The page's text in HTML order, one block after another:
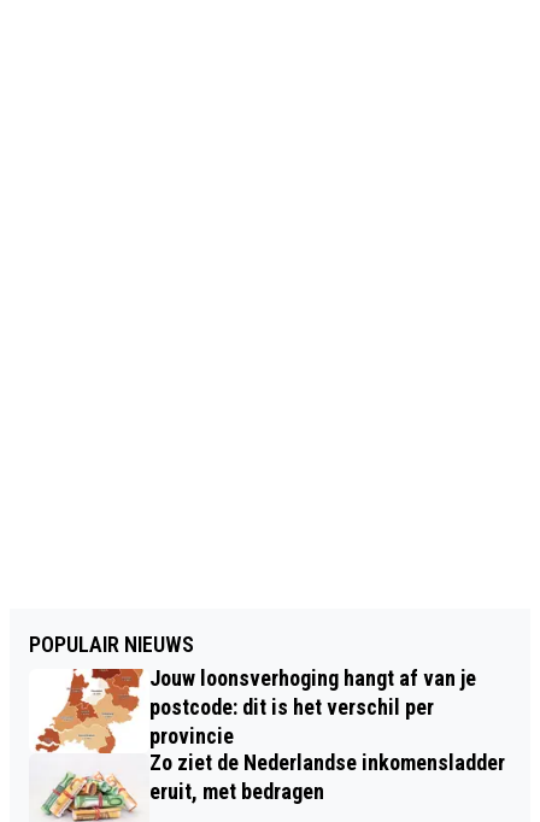
POPULAIR NIEUWS
Jouw loonsverhoging hangt af van je
postcode: dit is het verschil per
provincie
Zo ziet de Nederlandse inkomensladder
eruit, met bedragen